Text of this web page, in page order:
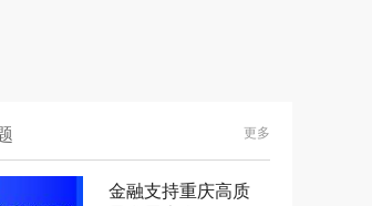
更多
金融支持重庆高质